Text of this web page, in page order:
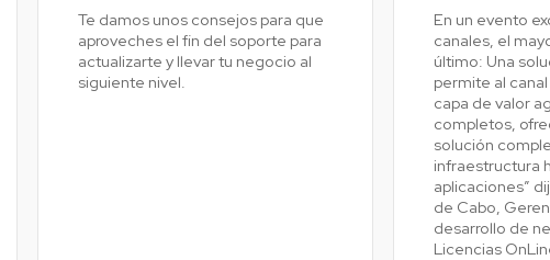
Ver todos los productos y
Te damos unos consejos para que
aproveches el fin del soporte para
actualizarte y llevar tu negocio al
siguiente nivel.
En un evento
canales, el
último: Una
permite al
capa de valor
completos,
solución
infraestructura
aplicaciones”
de Cabo,
desarrollo de
Licencias